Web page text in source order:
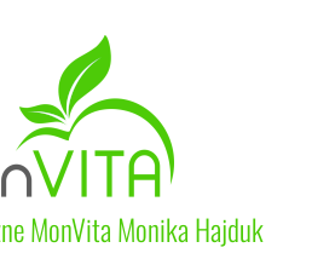
MonVita Monika Hajduk